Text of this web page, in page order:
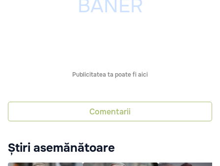
Publicitatea ta poate fi aici
Comentarii
Știri asemănătoare